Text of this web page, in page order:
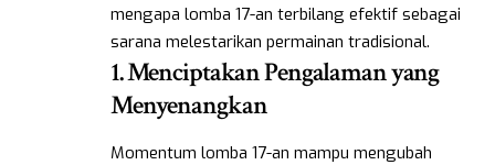
mengapa lomba 17-an terbilang efektif sebagai
sarana melestarikan permainan tradisional.
1. Menciptakan Pengalaman yang
Menyenangkan
Momentum lomba 17-an mampu mengubah